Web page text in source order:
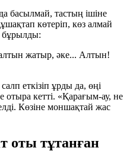
басылмай, тастың ішіне
көтеріп, көз алмай
бұрылды:
жатыр, әке... Алтын!
еткізіп ұрды да, өңі
отыра кетті. «Қарағым-ау, не
Көзіне моншақтай жас
оты тұтанған